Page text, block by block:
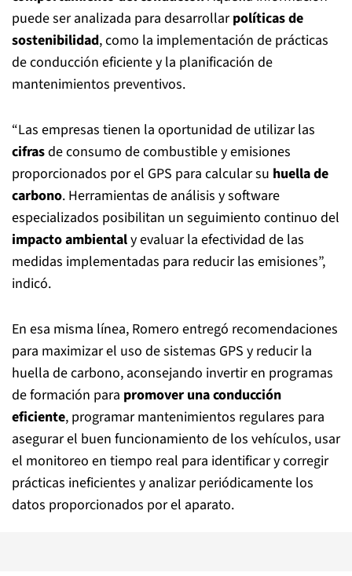
puede ser analizada para desarrollarpolíticas de
sostenibilidad, como la implementación de prácticas
de conducción eficiente y la planificación de
mantenimientos preventivos.
“Las empresas tienen la oportunidad de utilizar las
cifrasde consumo de combustible y emisiones
proporcionados por el GPS para calcular su huella de
carbono. Herramientas de análisis y software
especializados posibilitan un seguimiento continuo del
impacto ambientaly evaluar la efectividad de las
medidas implementadas para reducir las emisiones”,
indicó.
En esa misma línea, Romero entregó recomendaciones
para maximizar el uso de sistemas GPS y reducir la
huella de carbono, aconsejando invertir en programas
de formación para promover una conducción
eficiente, programar mantenimientos regulares para
asegurar el buen funcionamiento de los vehículos, usar
el monitoreo en tiempo real para identificar y corregir
prácticas ineficientes y analizar periódicamente los
datos proporcionados por el aparato.